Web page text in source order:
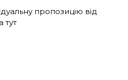
пропозицію від
тут